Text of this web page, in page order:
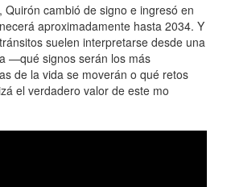
Quirón cambió de signo e ingresó en
aproximadamente hasta 2034. Y
suelen interpretarse desde una
—qué signos serán los más
de la vida se moverán o qué retos
el verdadero valor de este mo